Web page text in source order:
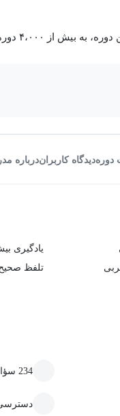
دیگر دسترسی خواهید داشت.
دورهدیدگاه کاربراندرباره
یادگیری بیش از 50 جمله کاربردی در
تلفظ
234 سؤال سنجش و یادگیری
دسترسی